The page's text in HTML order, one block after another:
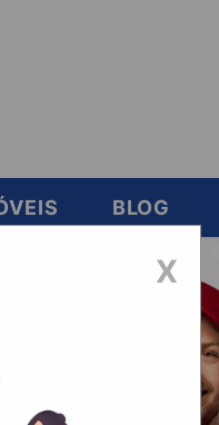
BLOG
X